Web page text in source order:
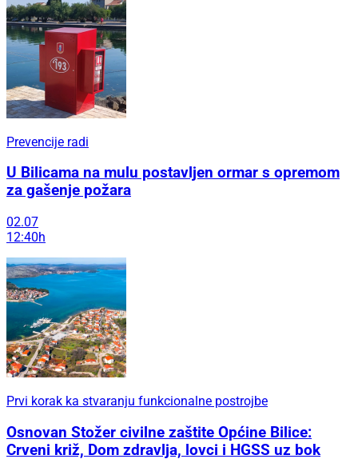
Prevencije radi
U Bilicama na mulu postavljen ormar s opremom
za gašenje požara
02.07
12:40h
Prvi korak ka stvaranju funkcionalne postrojbe
Osnovan Stožer civilne zaštite Općine Bilice:
Crveni križ, Dom zdravlja, lovci i HGSS uz bok